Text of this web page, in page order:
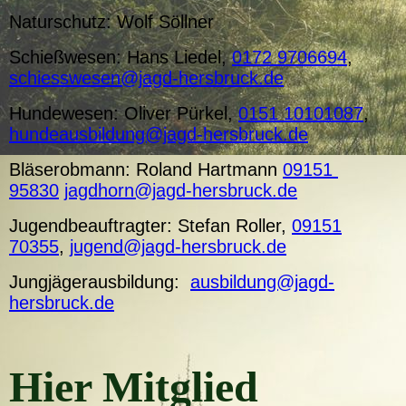
Naturschutz: Wolf Söllner
Schießwesen: Hans Liedel,0172 9706694,
schiesswesen@jagd-hersbruck.de
Hundewesen: Oliver Pürkel,0151 10101087,
hundeausbildung@jagd-hersbruck.de
Bläserobmann: Roland Hartmann 09151
95830 jagdhorn@jagd-hersbruck.de
Jugendbeauftragter: Stefan Roller, 09151
70355, jugend@jagd-hersbruck.de
Jungjägerausbildung: ausbildung@jagd-
hersbruck.de
Hier Mitglied